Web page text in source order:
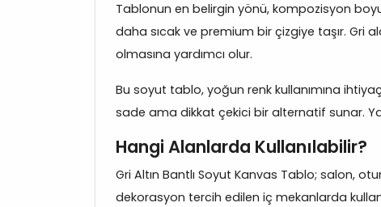
Tablonun en belirgin yönü, kompozisyon
daha sıcak ve premium bir çizgiye taşır. Gri
olmasına yardımcı olur.
Bu soyut tablo, yoğun renk kullanımına
sade ama dikkat çekici bir alternatif sunar.
Hangi Alanlarda Kullanılabilir?
Gri Altın Bantlı Soyut Kanvas Tablo; salon,
dekorasyon tercih edilen iç mekanlarda